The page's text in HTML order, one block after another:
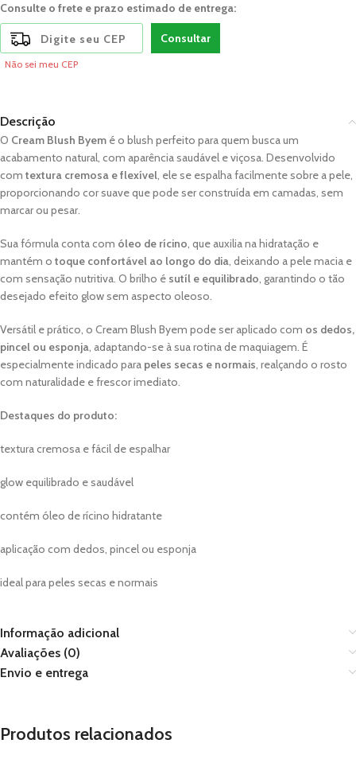
Consulte o frete e prazo estimado de entrega:
Consultar
Não sei meu CEP
Descrição
O Cream Blush Byem é o blush perfeito para quem busca um
acabamento natural, com aparência saudável e viçosa. Desenvolvido
com textura cremosa e flexível, ele se espalha facilmente sobre a pele,
proporcionando cor suave que pode ser construída em camadas, sem
marcar ou pesar.
Sua fórmula conta com óleo de rícino, que auxilia na hidratação e
mantém o toque confortável ao longo do dia, deixando a pele macia e
com sensação nutritiva. O brilho é sutíl e equilibrado, garantindo o tão
desejado efeito glow sem aspecto oleoso.
Versátil e prático, o Cream Blush Byem pode ser aplicado com os dedos,
pincel ou esponja, adaptando-se à sua rotina de maquiagem. É
especialmente indicado para peles secas e normais, realçando o rosto
com naturalidade e frescor imediato.
Destaques do produto:
textura cremosa e fácil de espalhar
glow equilibrado e saudável
contém óleo de rícino hidratante
aplicação com dedos, pincel ou esponja
ideal para peles secas e normais
Informação adicional
Avaliações (0)
Envio e entrega
Produtos relacionados